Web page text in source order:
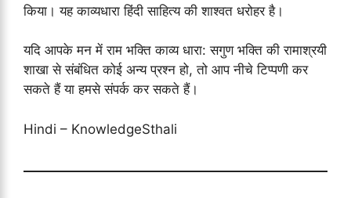
किया। यह काव्यधारा हिंदी साहित्य की शाश्वत धरोहर है।
यदि आपके मन में राम भक्ति काव्य धारा: सगुण भक्ति की रामाश्रयी
शाखा से संबंधित कोई अन्य प्रश्न हो, तो आप नीचे टिप्पणी कर
सकते हैं या हमसे संपर्क कर सकते हैं।
Hindi – KnowledgeSthali